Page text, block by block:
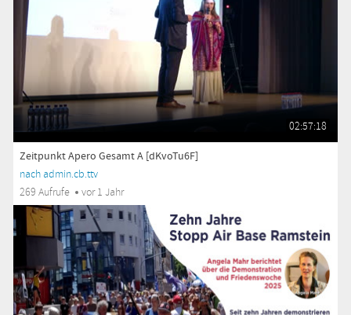
02:57:18
Zeitpunkt Apero Gesamt A [dKvoTu6F]
nach admin.cb.ttv
269 Aufrufe
vor 1 Jahr